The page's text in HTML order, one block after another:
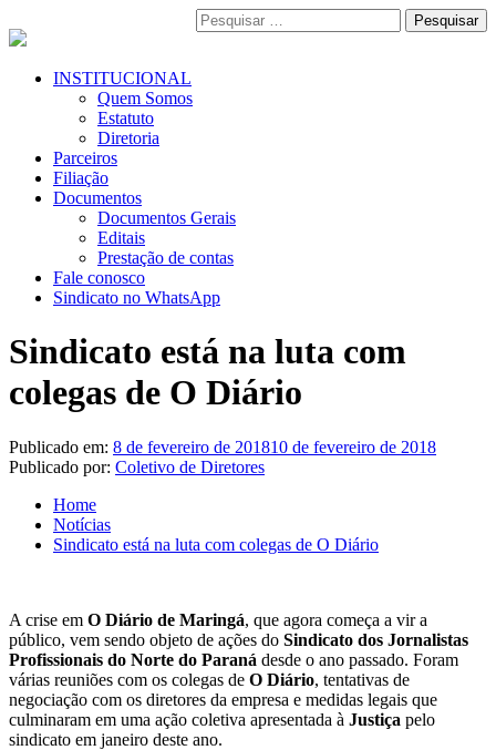
para
conteúdo
Pesquisar
por:
Menu
INSTITUCIONAL
Quem Somos
Estatuto
Diretoria
Parceiros
Filiação
Documentos
Documentos Gerais
Editais
Prestação de contas
Fale conosco
Sindicato no WhatsApp
Sindicato está na luta com
colegas de O Diário
Publicado em: 8 de fevereiro de 201810 de fevereiro de 2018
Publicado por: Coletivo de Diretores
Home
Notícias
Sindicato está na luta com colegas de O Diário
A crise em O Diário de Maringá, que agora começa a vir a
público, vem sendo objeto de ações do Sindicato dos Jornalistas
Profissionais do Norte do Paraná desde o ano passado. Foram
várias reuniões com os colegas de O Diário, tentativas de
negociação com os diretores da empresa e medidas legais que
culminaram em uma ação coletiva apresentada à Justiça pelo
sindicato em janeiro deste ano.